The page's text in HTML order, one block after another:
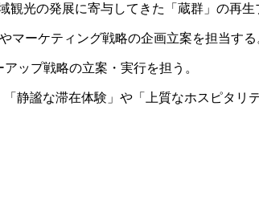
光の発展に寄与してきた「蔵群」の再生
ーケティング戦略の企画立案を担当する
ップ戦略の立案・実行を担う。
静謐な滞在体験」や「上質なホスピタリ